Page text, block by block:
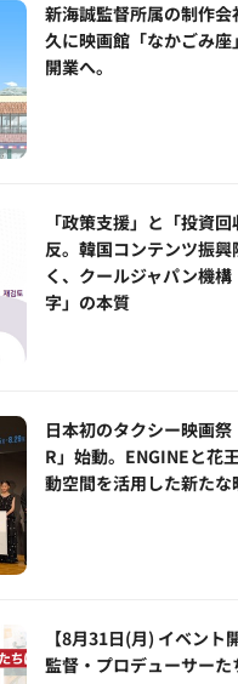
新海誠監督所属の制作
久に映画館「なかごみ
開業へ。
「政策支援」と「投資
反。韓国コンテンツ振興
く、クールジャパン機
字」の本質
日本初のタクシー映画祭
R」始動。ENGINEと花
動空間を活用した新たな
【8月31日(月) イベント
監督・プロデューサーた